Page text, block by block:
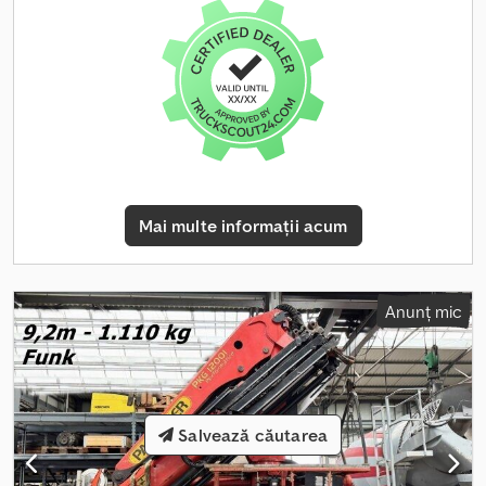
Mai multe informații acum
Anunț mic
Salvează căutarea